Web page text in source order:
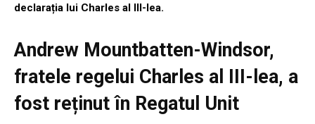
declarația lui Charles al III-lea.
Andrew Mountbatten-Windsor,
fratele regelui Charles al III-lea, a
fost reținut în Regatul Unit